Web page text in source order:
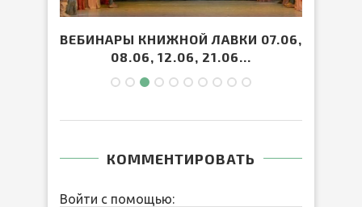
ВЕБИНАРЫ КНИЖНОЙ ЛАВКИ 07.06,
08.06, 12.06, 21.06...
КОММЕНТИРОВАТЬ
Войти с помощью: